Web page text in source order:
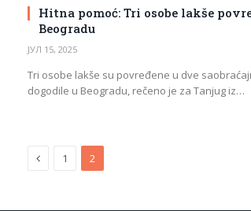
Hitna pomoć: Tri osobe lakše
Beogradu
ЈУЛ 15, 2025
Tri osobe lakše su povređene u dve
dogodile u Beogradu, rečeno je za Tanjug iz…
Previous
1 2